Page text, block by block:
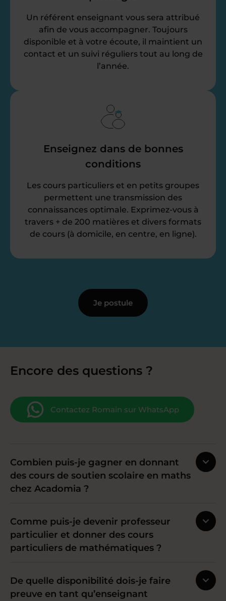
Un référent enseignant vous sera attribué
afin de vous accompagner. Toujours
disponible et à votre écoute, il maintient un
contact et un suivi réguliers tout au long de
l’année.
Enseignez dans de bonnes
conditions
Les cours particuliers et en petits groupes
permettent une transmission des
connaissances optimale. Exprimez-vous à
travers + de 200 matières et divers formats
de cours (à domicile, en centre, en ligne).
Je postule
Encore des questions ?
Contactez Romain sur WhatsApp
Combien puis-je gagner en donnant
des cours de soutien scolaire en maths
chez Acadomia ?
Comme puis-je devenir professeur
particulier et donner des cours
particuliers de mathématiques ?
De quelle disponibilité dois-je faire
preuve en tant qu’enseignant